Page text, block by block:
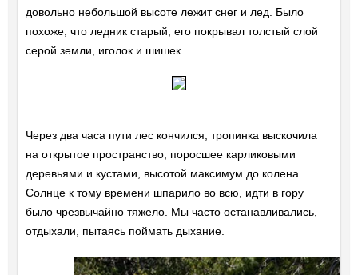
довольно небольшой высоте лежит снег и лед. Было
похоже, что ледник старый, его покрывал толстый слой
серой земли, иголок и шишек.
Через два часа пути лес кончился, тропинка выскочила
на открытое пространство, поросшее карликовыми
деревьями и кустами, высотой максимум до колена.
Солнце к тому времени шпарило во всю, идти в гору
было чрезвычайно тяжело. Мы часто останавливались,
отдыхали, пытаясь поймать дыхание.